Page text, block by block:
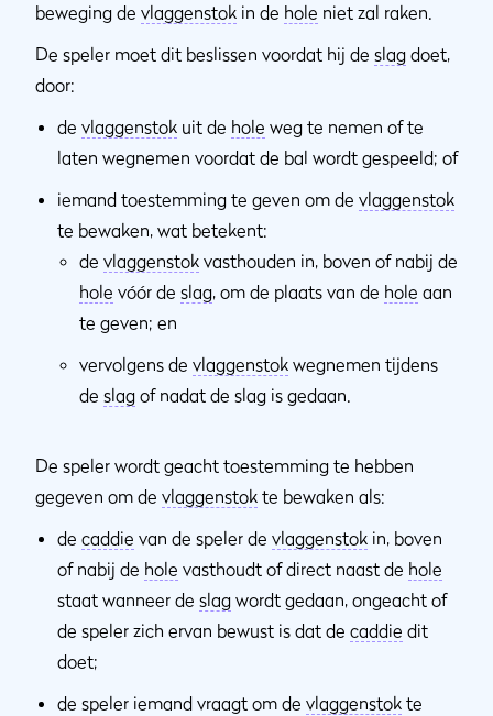
beweging de vlaggenstok in de hole niet zal raken.
De speler moet dit beslissen voordat hij de slag doet,
door:
de vlaggenstok uit de hole weg te nemen of te
laten wegnemen voordat de bal wordt gespeeld; of
iemand toestemming te geven om de vlaggenstok
te bewaken, wat betekent:
de vlaggenstok vasthouden in, boven of nabij de
hole vóór de slag, om de plaats van de hole aan
te geven; en
vervolgens de vlaggenstok wegnemen tijdens
de slag of nadat de slag is gedaan.
De speler wordt geacht toestemming te hebben
gegeven om de vlaggenstok te bewaken als:
de caddie van de speler de vlaggenstok in, boven
of nabij de hole vasthoudt of direct naast de hole
staat wanneer de slag wordt gedaan, ongeacht of
de speler zich ervan bewust is dat de caddie dit
doet;
de speler iemand vraagt om de vlaggenstok te